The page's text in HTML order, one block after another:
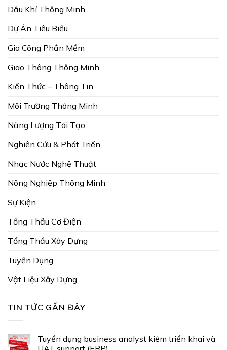
Dầu Khí Thông Minh
Dự Án Tiêu Biểu
Gia Công Phần Mềm
Giao Thông Thông Minh
Kiến Thức – Thông Tin
Môi Trường Thông Minh
Năng Lượng Tái Tạo
Nghiên Cứu & Phát Triển
Nhạc Nước Nghệ Thuật
Nông Nghiệp Thông Minh
Sự Kiện
Tổng Thầu Cơ Điện
Tổng Thầu Xây Dựng
Tuyển Dụng
Vật Liệu Xây Dựng
TIN TỨC GẦN ĐÂY
Tuyển dụng business analyst kiêm triển khai và